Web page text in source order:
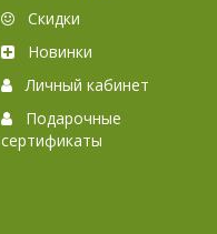
Скидки
Новинки
Личный кабинет
Подарочные
сертификаты